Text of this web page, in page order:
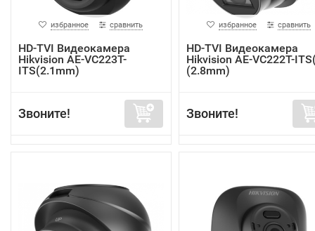
избранное сравнить
HD-TVI Видеокамера
Hikvision AE-VC223T-
ITS(2.1mm)
Звоните!
избранное сравнить
HD-TVI Видеокамера
Hikvision AE-VC222T-
(2.8mm)
Звоните!